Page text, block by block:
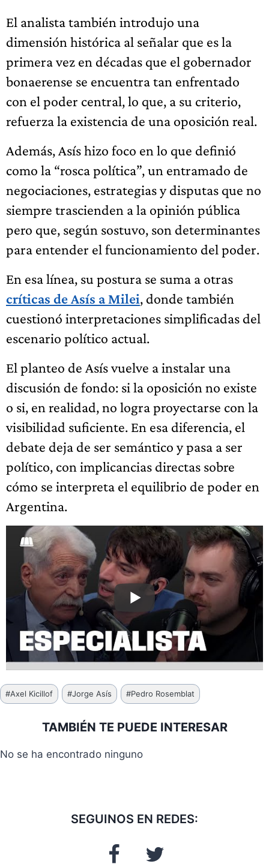
El analista también introdujo una
dimensión histórica al señalar que es la
primera vez en décadas que el gobernador
bonaerense se encuentra tan enfrentado
con el poder central, lo que, a su criterio,
refuerza la existencia de una oposición real.
Además, Asís hizo foco en lo que definió
como la “rosca política”, un entramado de
negociaciones, estrategias y disputas que no
siempre trascienden a la opinión pública
pero que, según sostuvo, son determinantes
para entender el funcionamiento del poder.
En esa línea, su postura se suma a otras
críticas de Asís a Milei, donde también
cuestionó interpretaciones simplificadas del
escenario político actual.
El planteo de Asís vuelve a instalar una
discusión de fondo: si la oposición no existe
o si, en realidad, no logra proyectarse con la
visibilidad suficiente. En esa diferencia, el
debate deja de ser semántico y pasa a ser
político, con implicancias directas sobre
cómo se interpreta el equilibrio de poder en
Argentina.
Etiquetas
de
#Axel Kicillof #Jorge Asís #Pedro Rosemblat
TAMBIÉN TE PUEDE INTERESAR
No se ha encontrado ninguno
SEGUINOS EN REDES: